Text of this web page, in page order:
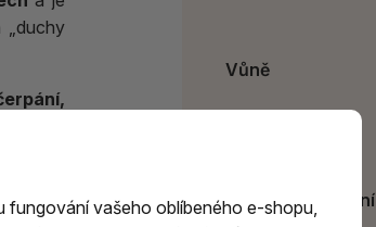
„duchy
Vůně
Způsob spalování
fungování vašeho oblíbeného e-shopu,